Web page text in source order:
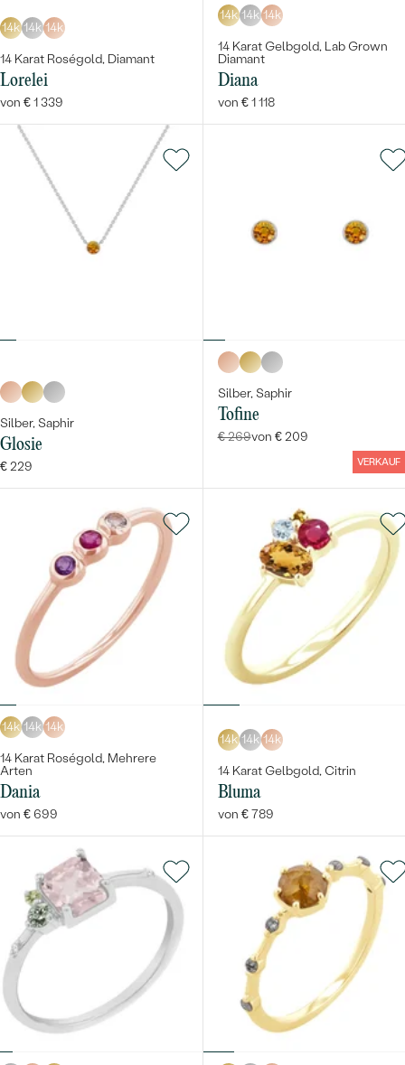
14k 14k 14k
14 Karat Roségold, Diamant
Lorelei
von € 1 339
14k 14k 14k
14 Karat Gelbgold, Lab Grown
Diamant
Diana
von € 1 118
Silber, Saphir
Glosie
€ 229
Silber, Saphir
Tofine
€ 269von € 209
VERKAUF
14k 14k 14k
14 Karat Roségold, Mehrere
Arten
Dania
von € 699
14k 14k 14k
14 Karat Gelbgold, Citrin
Bluma
von € 789